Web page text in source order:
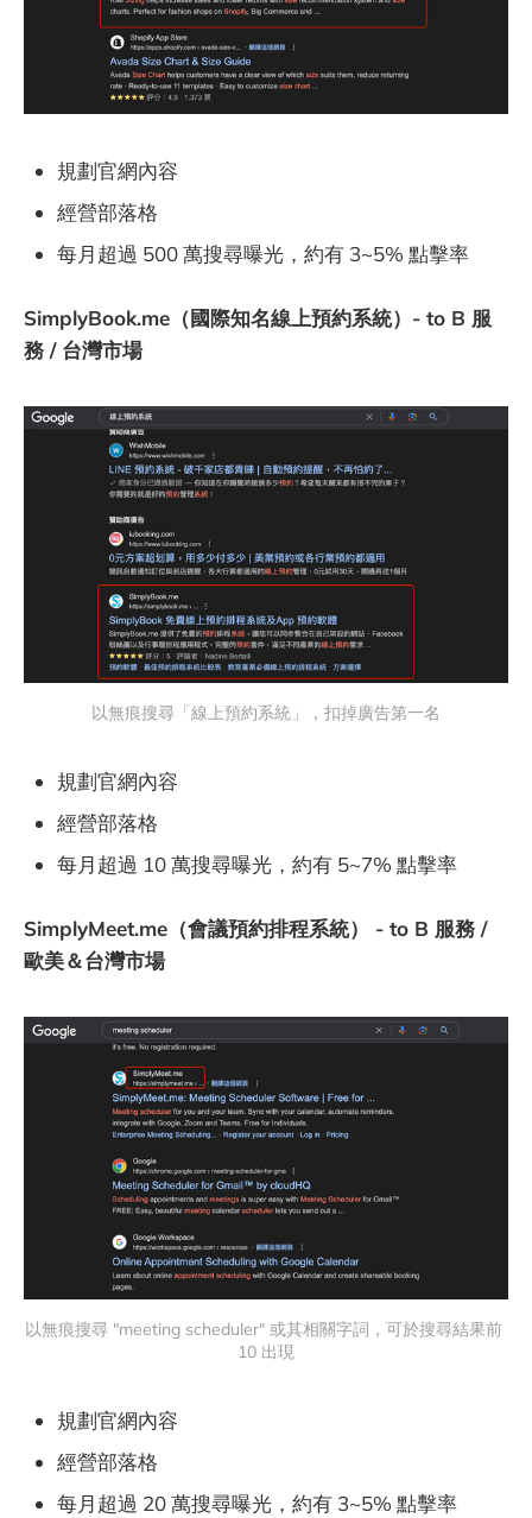
規劃官網內容
經營部落格
每月超過 500 萬搜尋曝光，約有 3~5% 點擊率
SimplyBook.me（國際知名線上預約系統）- to B 服
務 / 台灣市場
以無痕搜尋「線上預約系統」，扣掉廣告第一名
規劃官網內容
經營部落格
每月超過 10 萬搜尋曝光，約有 5~7% 點擊率
SimplyMeet.me（會議預約排程系統） - to B 服務 /
歐美＆台灣市場
以無痕搜尋 "meeting scheduler" 或其相關字詞，可於搜尋結果前
10 出現
規劃官網內容
經營部落格
每月超過 20 萬搜尋曝光，約有 3~5% 點擊率